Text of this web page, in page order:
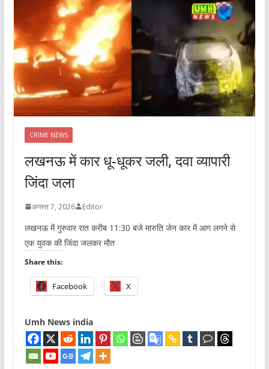
CRIME NEWS
लखनऊ में कार धू-धूकर जली, दवा व्यापारी
जिंदा जला
अगस्त 7, 2026 Editor
लखनऊ में गुरुवार रात करीब 11:30 बजे मारुति जेन कार में आग लगने से
एक युवक की जिंदा जलकर मौत
Share this:
Facebook X
Umh News india